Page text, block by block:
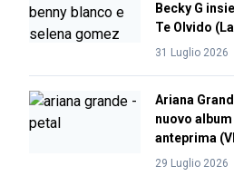
Becky G
Te Olvido
31 Luglio 2026
Ariana
nuovo
anteprima
29 Luglio 2026